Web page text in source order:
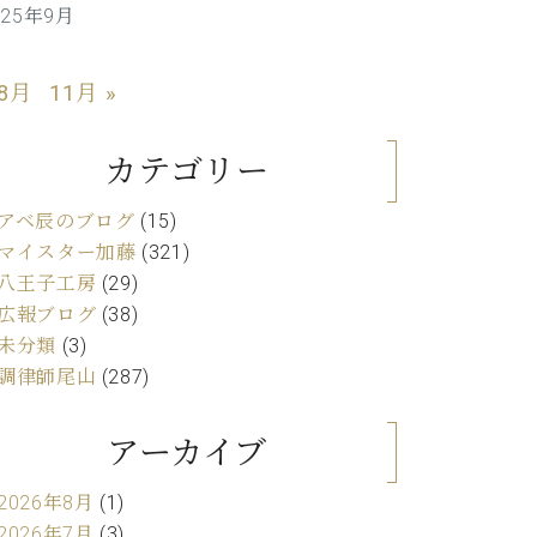
年9月
月 11月 »
カテゴリー
アベ辰のブログ (15)
イスター加藤 (321)
八王子工房 (29)
広報ブログ (38)
分類 (3)
律師尾山 (287)
アーカイブ
年8月 (1)